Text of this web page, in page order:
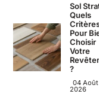
Sol
Quels
Pour
Choisir
Votre
?
04 Août
2026